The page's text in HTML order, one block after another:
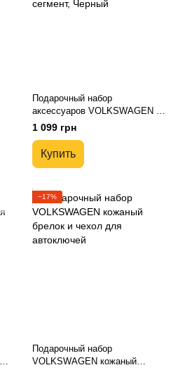
Подарочный набор
аксессуаров VOLKSWAGEN с
логотипом авто Натуральная
кожа премиум сегмент
1 099 грн
Купить
−17%
Подарочный набор
VOLKSWAGEN кожаный